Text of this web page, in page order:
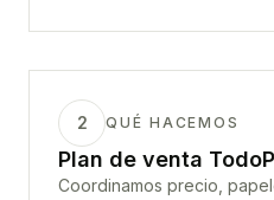
2 QUÉ HACEMOS
Plan de venta
Coordinamos precio,